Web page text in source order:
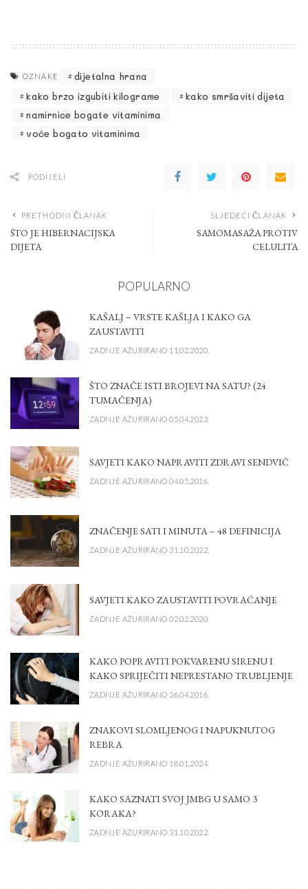
OZNAKE
dijetalna hrana
kako brzo izgubiti kilograme
kako smršaviti dijeta
namirnice bogate vitaminima
voće bogato vitaminima
PODIJELI
PRETHODNI ČLANAK
ŠTO JE HIBERNACIJSKA
DIJETA
SLJEDEĆI ČLANAK
SAMOMASAŽA PROTIV
CELULITA
POPULARNO
KAŠALJ – VRSTE KAŠLJA I KAKO GA
ZAUSTAVITI
ZADNJE AŽURIRANO 11.02.2020.
ŠTO ZNAČE ISTI BROJEVI NA SATU? (24
TUMAČENJA)
ZADNJE AŽURIRANO 05.04.2023.
SAVJETI KAKO NAPRAVITI ZDRAVI SENDVIČ
ZADNJE AŽURIRANO 04.05.2016.
ZNAČENJE SATI I MINUTA – 48 DEFINICIJA
ZADNJE AŽURIRANO 31.10.2022.
SAVJETI KAKO ZAUSTAVITI POVRAĆANJE
ZADNJE AŽURIRANO 02.02.2020.
KAKO POPRAVITI POKVARENU SIRENU I
KAKO SPRIJEČITI NEPRESTANO TRUBLJENJE
ZADNJE AŽURIRANO 26.04.2016.
ZNAKOVI SLOMLJENOG I NAPUKNUTOG
REBRA
ZADNJE AŽURIRANO 18.01.2024.
KAKO SAZNATI SVOJ JMBG U SAMO 3
KORAKA?
ZADNJE AŽURIRANO 31.10.2022.